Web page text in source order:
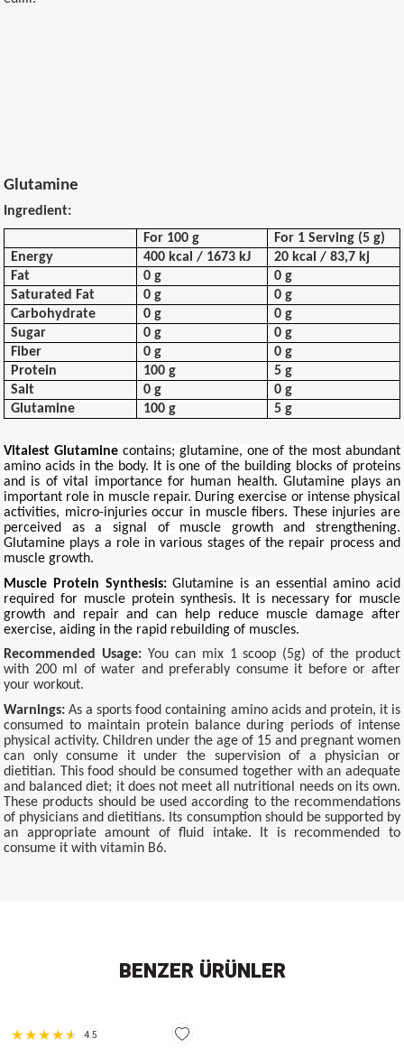
Glutamine
Ingredient:
For 100 g
For 1 Serving (5 g)
Energy
400 kcal / 1673 kJ
20 kcal / 83,7 kj
Fat
0 g
0 g
Saturated Fat
0 g
0 g
Carbohydrate
0 g
0 g
Sugar
0 g
0 g
Fiber
0 g
0 g
Protein
100 g
5 g
Salt
0 g
0 g
Glutamine
100 g 5 g
Vitalest Glutaminecontains; glutamine, one of the most abundant
amino acids in the body. It is one of the building blocks of proteins
and is of vital importance for human health. Glutamine plays an
important role in muscle repair. During exercise or intense physical
activities, micro-injuries occur in muscle fibers. These injuries are
perceived as a signal of muscle growth and strengthening.
Glutamine plays a role in various stages of the repair process and
muscle growth.
Muscle Protein Synthesis:Glutamine is an essential amino acid
required for muscle protein synthesis. It is necessary for muscle
growth and repair and can help reduce muscle damage after
exercise, aiding in the rapid rebuilding of muscles.
Recommended Usage: You can mix 1 scoop (5g) of the product
with 200 ml of water and preferably consume it before or after
your workout.
Warnings:As a sports food containing amino acids and protein, it is
consumed to maintain protein balance during periods of intense
physical activity. Children under the age of 15 and pregnant women
can only consume it under the supervision of a physician or
dietitian. This food should be consumed together with an adequate
and balanced diet; it does not meet all nutritional needs on its own.
These products should be used according to the recommendations
of physicians and dietitians. Its consumption should be supported by
an appropriate amount of fluid intake. It is recommended to
consume it with vitamin B6.
BENZER ÜRÜNLER
4.5